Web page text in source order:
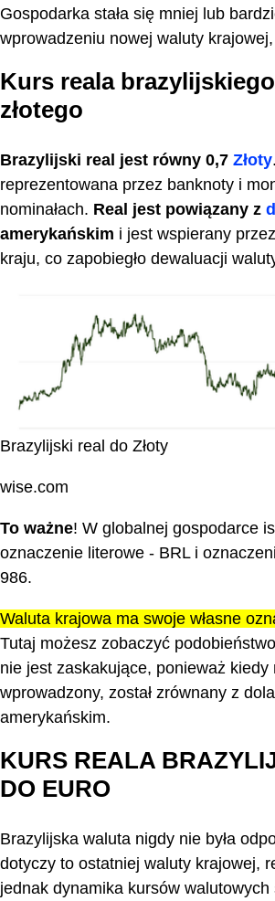
Gospodarka stała się mniej lub
wprowadzeniu nowej waluty
Kurs reala
złotego
Brazylijski real jest równy 0,7 Złoty
reprezentowana przez banknoty i
nominałach. Real jest powiązany z
amerykańskim i jest wspierany
kraju, co zapobiegło dewaluacji
Brazylijski real do Złoty
wise.com
To ważne! W globalnej gospodarce
oznaczenie literowe - BRL i
986.
Waluta krajowa ma swoje własne
Tutaj możesz zobaczyć
nie jest zaskakujące, ponieważ kiedy
wprowadzony, został zrównany z
amerykańskim.
KURS REALA
DO EURO
Brazylijska waluta nigdy nie była
dotyczy to ostatniej waluty krajowej,
jednak dynamika kursów walutowych